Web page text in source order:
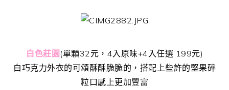
白色莊園 (單顆32元，4入原味+4入任選 199元)
白巧克力外衣的可頌酥酥脆脆的，搭配上些許的堅果碎
粒口感上更加豐富